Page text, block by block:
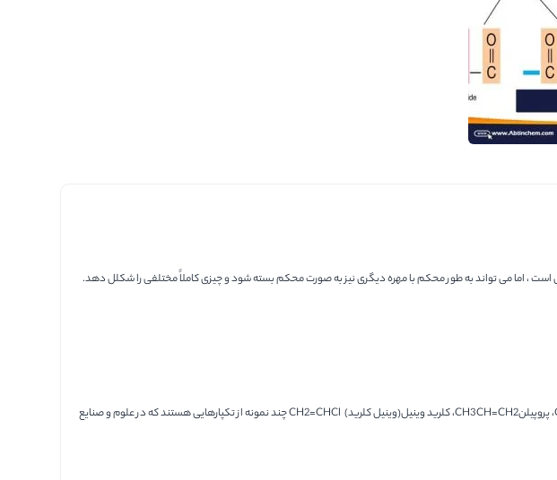
، اما می تواند به طور محکم با مهره دیگری نیز به صورت محکم بسته شود و چیزی کاملاً مختلفی را شکلل دهد.
مونومر یا تکپار موادی شکیل شده از مولکولهای واحد هستند؛ که از ترکیب آنها بسپار یا پلیمر به وجود می‌آید. ایزوپرن CH2=C(CH3)CH=CH2، پروپیلنCH3CH=CH2، کلرید وینیل(وینیل کلرید) CH2=CHCl چند نمونه از تکپارهایی هستند که در علوم و صنایع